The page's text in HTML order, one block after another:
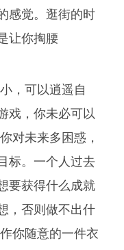
感觉。逛街的时
让你掏腰
可以逍遥自
戏，你未必可以
未来多困惑，
标。一个人过去
要获得什么成就
，否则做不出什
随意的一件衣